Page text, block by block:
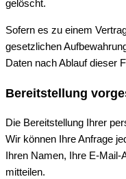
gelöscht.
Sofern es zu einem
gesetzlichen
Daten nach Ablauf dieser
Bereitstellung
Die Bereitstellung Ihrer
Wir können Ihre Anfrage
Ihren Namen, Ihre E-Mail-
mitteilen.